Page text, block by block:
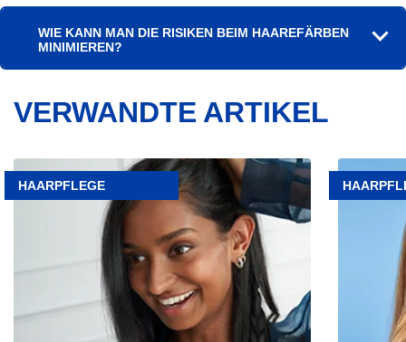
WIE KANN MAN DIE RISIKEN BEIM HAAREFÄRBEN
MINIMIEREN?
VERWANDTE ARTIKEL
Artikel
Die
„No
HAARPFLEGE
Artikel
Haare
färben: